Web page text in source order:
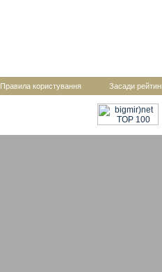
Правила користування Засади